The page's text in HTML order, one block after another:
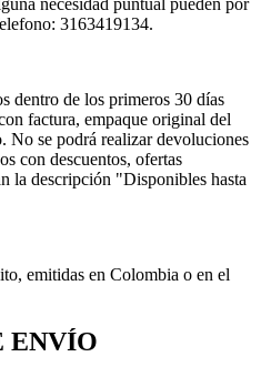
3163419134.
dentro de los primeros 30 días
factura, empaque original del
No se podrá realizar devoluciones
con descuentos, ofertas
la descripción "Disponibles hasta
emitidas en Colombia o en el
ENVÍO